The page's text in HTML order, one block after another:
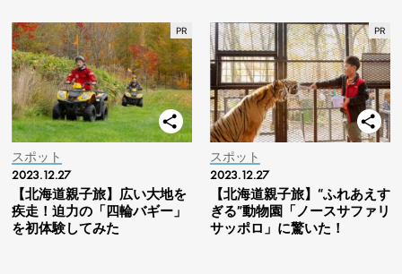
スポット
2023.12.27
【北海道親子旅】広い大地を
疾走！迫力の「四輪バギー」
を初体験してみた
スポット
2023.12.27
【北海道親子旅】“ふれあえす
ぎる”動物園「ノースサファリ
サッポロ」に驚いた！